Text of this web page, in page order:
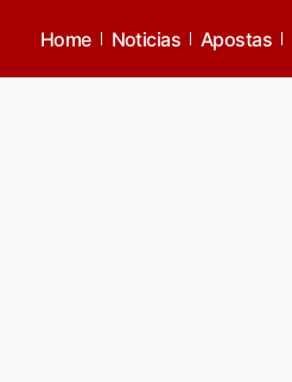
Home Noticias Apostas